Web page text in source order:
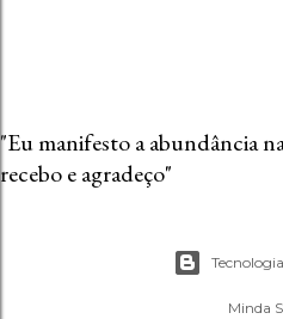
"Eu manifesto a abundância
recebo e agradeço"
Minda